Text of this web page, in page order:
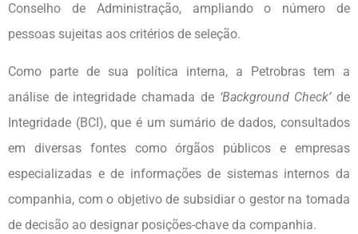
Conselho de Administração, ampliando o número de
pessoas sujeitas aos critérios de seleção.
Como parte de sua política interna, a Petrobras tem a
análise de integridade chamada de ‘Background Check’de
Integridade (BCI), que é um sumário de dados, consultados
em diversas fontes como órgãos públicos e empresas
especializadas e de informações de sistemas internos da
companhia, com o objetivo de subsidiar o gestor na tomada
de decisão ao designar posições-chave da companhia.